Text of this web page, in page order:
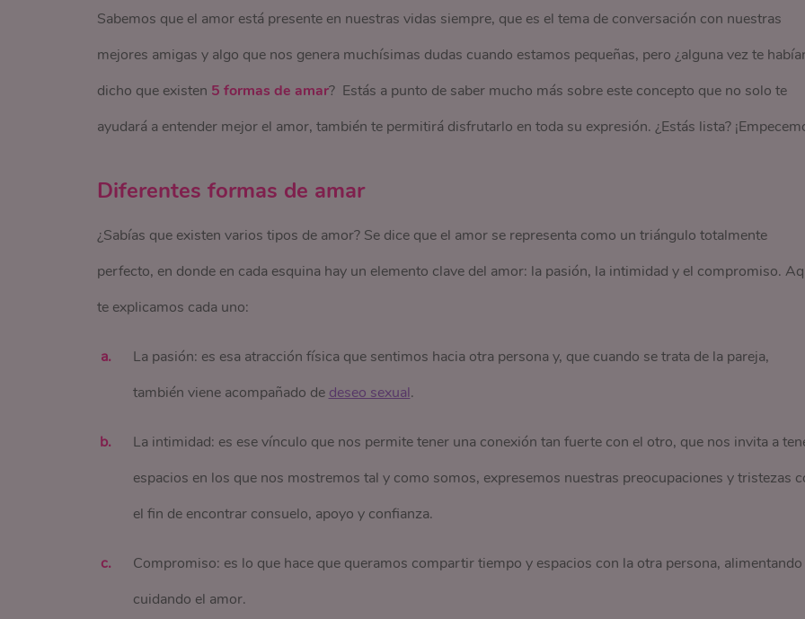
Sabemos que el amor está presente en nuestras vidas siempre, que es el tema de conversación con nuestras
mejores amigas y algo que nos genera muchísimas dudas cuando estamos pequeñas, pero ¿alguna vez te
dicho que existen 5 formas de amar? Estás a punto de saber mucho más sobre este concepto que no solo te
ayudará a entender mejor el amor, también te permitirá disfrutarlo en toda su expresión. ¿Estás lista?
Diferentes formas de amar
¿Sabías que existen varios tipos de amor? Se dice que el amor se representa como un triángulo totalmente
perfecto, en donde en cada esquina hay un elemento clave del amor: la pasión, la intimidad y el compromiso.
te explicamos cada uno:
La pasión: es esa atracción física que sentimos hacia otra persona y, que cuando se trata de la pareja,
también viene acompañado de deseo sexual.
La intimidad: es ese vínculo que nos permite tener una conexión tan fuerte con el otro, que nos invita a
espacios en los que nos mostremos tal y como somos, expresemos nuestras preocupaciones y tristezas
el fin de encontrar consuelo, apoyo y confianza.
Compromiso: es lo que hace que queramos compartir tiempo y espacios con la otra persona, alimentando
cuidando el amor.